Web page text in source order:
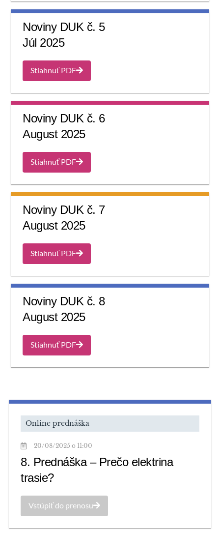
Noviny DUK č. 5
Júl 2025
Stiahnuť PDF
Noviny DUK č. 6
August 2025
Stiahnuť PDF
Noviny DUK č. 7
August 2025
Stiahnuť PDF
Noviny DUK č. 8
August 2025
Stiahnuť PDF
Online prednáška
20/08/2025 o 11:00
8. Prednáška – Prečo elektrina
trasie?
Vstúpiť do prenosu